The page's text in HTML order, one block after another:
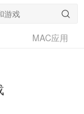
MAC应用